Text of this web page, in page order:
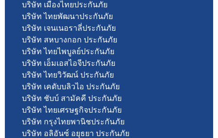
บริษัท เมืองไทยประกันภัย
บริษัท ไทยพัฒนาประกันภัย
บริษัท เจนเนอราลี่ประกันภัย
บริษัท สหบางกอก ประกันภัย
บริษัท ไทยไพบูลย์ประกันภัย
บริษัท เอ็มเอสไอจีประกันภัย
บริษัท ไทยวิวัฒน์ ประกันภัย
บริษัท เคดับบลิวไอ ประกันภัย
บริษัท ชับบ์ สามัคคี ประกันภัย
บริษัท ไทยเศรษฐกิจประกันภัย
บริษัท กรุงไทยพานิชประกันภัย
บริษัท อลิอันซ์ อยุธยา ประกันภัย